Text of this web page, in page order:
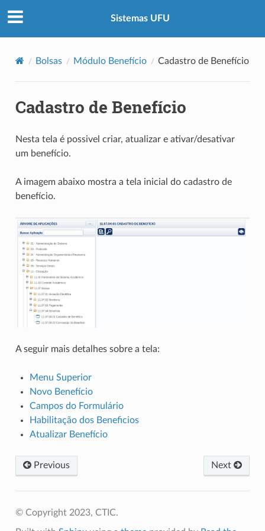
Sistemas UFU
Bolsas Módulo Benefício Cadastro de Benefício
Cadastro de Benefício
Nesta tela é possivel criar, atualizar e ativar/desativar
um benefício.
A imagem abaixo mostra a tela inicial do cadastro de
benefício.
A seguir mais detalhes sobre a tela:
Menu Superior
Novo Benefício
Campos do Formulário
Habilitação dos Beneficios
Atualizar Benefício
Previous Next
© Copyright 2023, CTIC.